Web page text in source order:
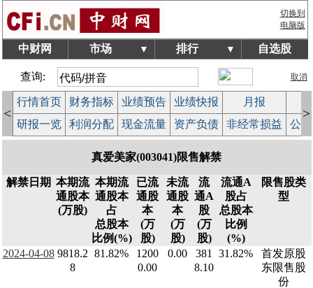
切换到
电脑版
中财网 市场 ▼ 排行 ▼ 自选股
查询: 取消
<
行情首页 财务指标 业绩预告 业绩快报 月报
研报一览
利润分配 现金流量 资产负债 非经常损益 公
>
真爱美家(003041)限售解禁
解禁日期 本期流
通股本
(万股)
本期流
通股本
占
总股本
比例(%)
已流
通股
本
(万
股)
未流
通股
本
(万
股)
流
通A
股
(万
股)
流通A
股占
总股本
比例
(%)
限售股类
型
2024-04-08 9818.2
8
81.82%
1200
0.00
0.00
381
8.10
31.82%
首发原股
东限售股
份